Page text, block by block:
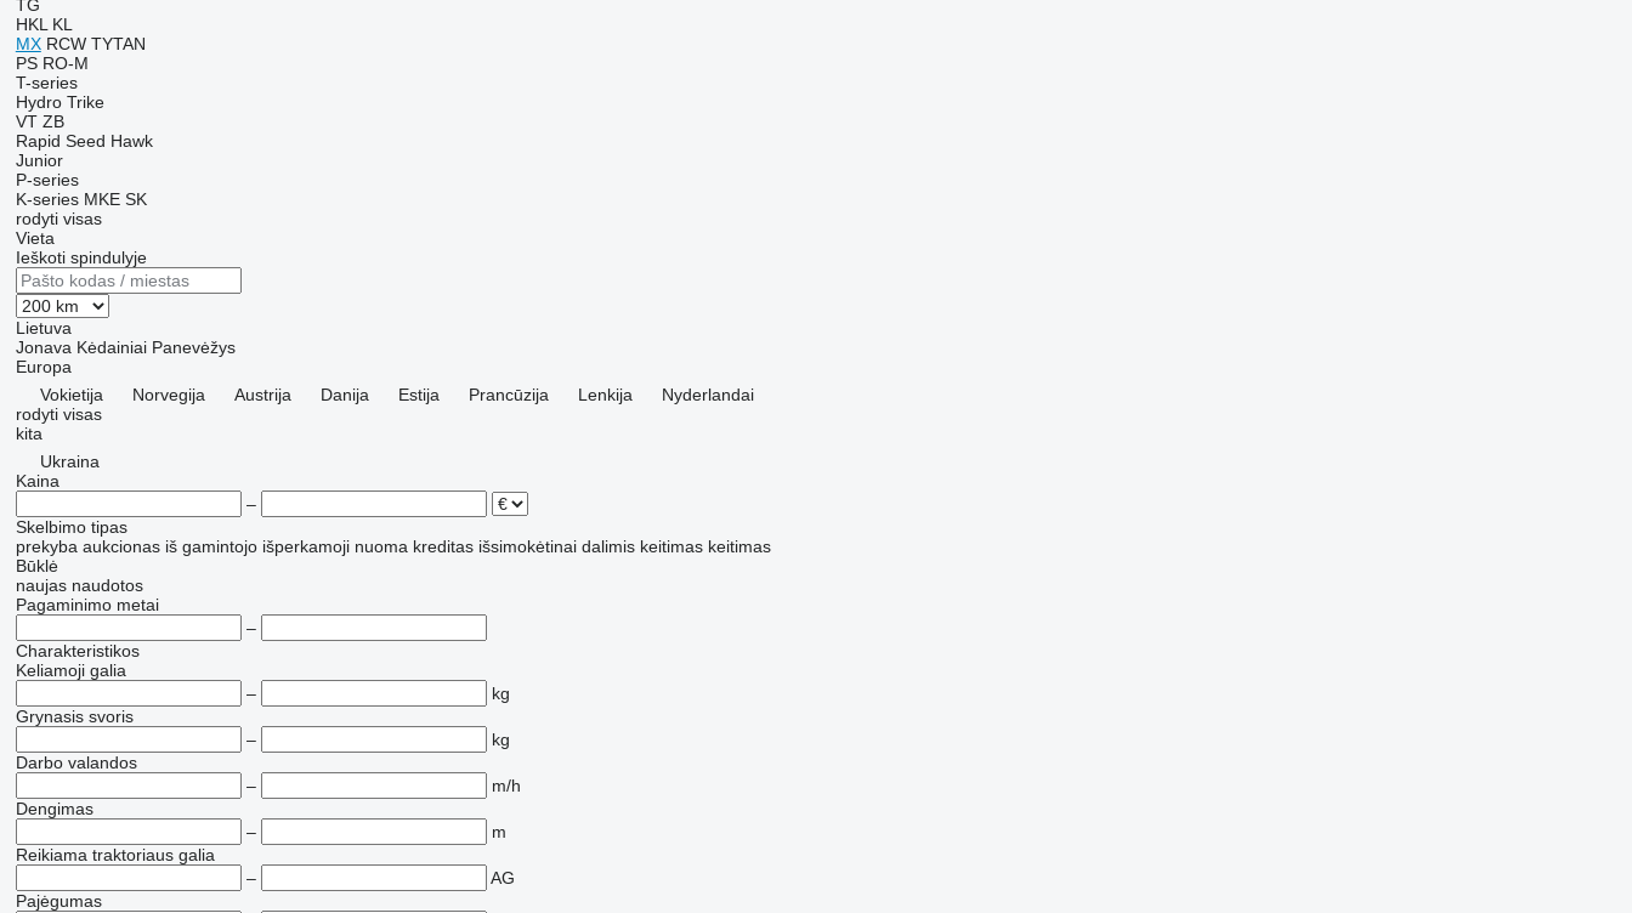
TG
HKL KL
MX RCW TYTAN
PS RO-M
T-series
Hydro Trike
VT ZB
Rapid Seed Hawk
Junior
P-series
K-series MKE SK
rodyti visas
Vieta
Ieškoti spindulyje
Lietuva
Jonava Kėdainiai Panevėžys
Europa
Vokietija
Norvegija Austrija Danija Estija Prancūzija Lenkija
Nyderlandai
rodyti visas
kita
Ukraina
Kaina
–
Skelbimo tipas
prekyba aukcionas iš gamintojo išperkamoji nuoma kreditas išsimokėtinai dalimis keitimas keitimas
Būklė
naujas naudotos
Pagaminimo metai
–
Charakteristikos
Keliamoji galia
–
kg
Grynasis svoris
–
kg
Darbo valandos
–
m/h
Dengimas
–
m
Reikiama traktoriaus galia
–
AG
Pajėgumas